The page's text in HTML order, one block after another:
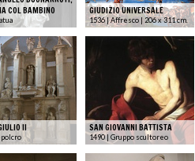
COL BAMBINO
GIUDIZIO UNIVERSALE
1536 | Affresco | 206 x 311 cm.
II SAN GIOVANNI BATTISTA
1490 | Gruppo scultoreo